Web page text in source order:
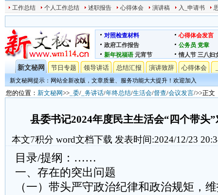
工作总结 个人工作总结 述职报告 心得体会 演讲稿 入_申请书
对照检查材料
心得体会发言
政府工作报告
公务员 党章
新年祝福语 元宵节 情人节 三八妇
新文秘网 节日专题 领导讲话 总结汇报 演讲致辞 心得体会
新文秘网提示：网站全新改版，文章质量、服务功能大大提升！欢迎加入
您的位置： 新文秘网>> _委/ _务讲话/年终总结/生活会/督查/会议发言/>>正文
县委书记2024年度民主生活会“四个带头
本文7积分 word文档下载 发表时间:2024/12/23
目录/提纲：……
一、存在的突出问题
（一）带头严守政治纪律和政治规矩，